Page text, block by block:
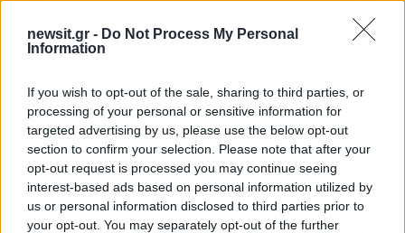
newsit.gr - Do Not Process My Personal
Information
If you wish to opt-out of the sale, sharing to third parties, or
processing of your personal or sensitive information for
targeted advertising by us, please use the below opt-out
section to confirm your selection. Please note that after your
opt-out request is processed you may continue seeing
interest-based ads based on personal information utilized by
us or personal information disclosed to third parties prior to
your opt-out. You may separately opt-out of the further
Σχολίασε εδώ
50 /50
2000 /2000